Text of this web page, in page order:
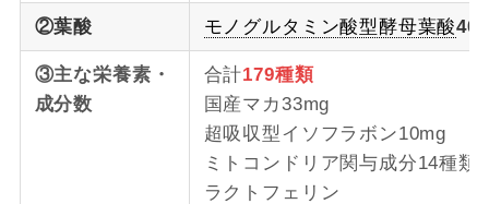
②葉酸 モノグルタミン酸型酵母葉酸
③主な栄養素・
成分数
合計179種類
国産マカ33mg
超吸収型イソフラボン10mg
ミトコンドリア関与成分14種類
ラクトフェリン